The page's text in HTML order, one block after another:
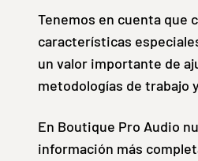
Tenemos en cuenta que
características
un valor importante de
metodologías de trabajo
En Boutique Pro Audio
información más